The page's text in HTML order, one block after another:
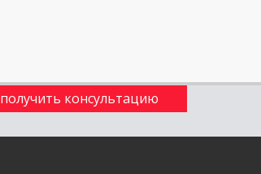
получить консультацию